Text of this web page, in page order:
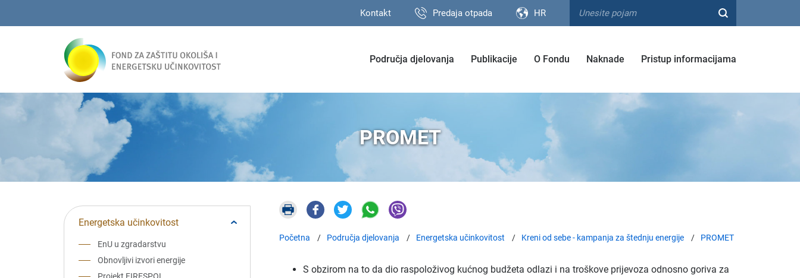
Kontakt Predaja otpada HR
Područja djelovanja Publikacije O Fondu Naknade Pristup informacijama
PROMET
Energetska učinkovitost
EnU u zgradarstvu
Obnovljivi izvori energije
Početna Područja djelovanja Energetska učinkovitost Kreni od sebe - kampanja za štednju energije PROMET
S obzirom na to da dio raspoloživog kućnog budžeta odlazi i na troškove prijevoza odnosno goriva za